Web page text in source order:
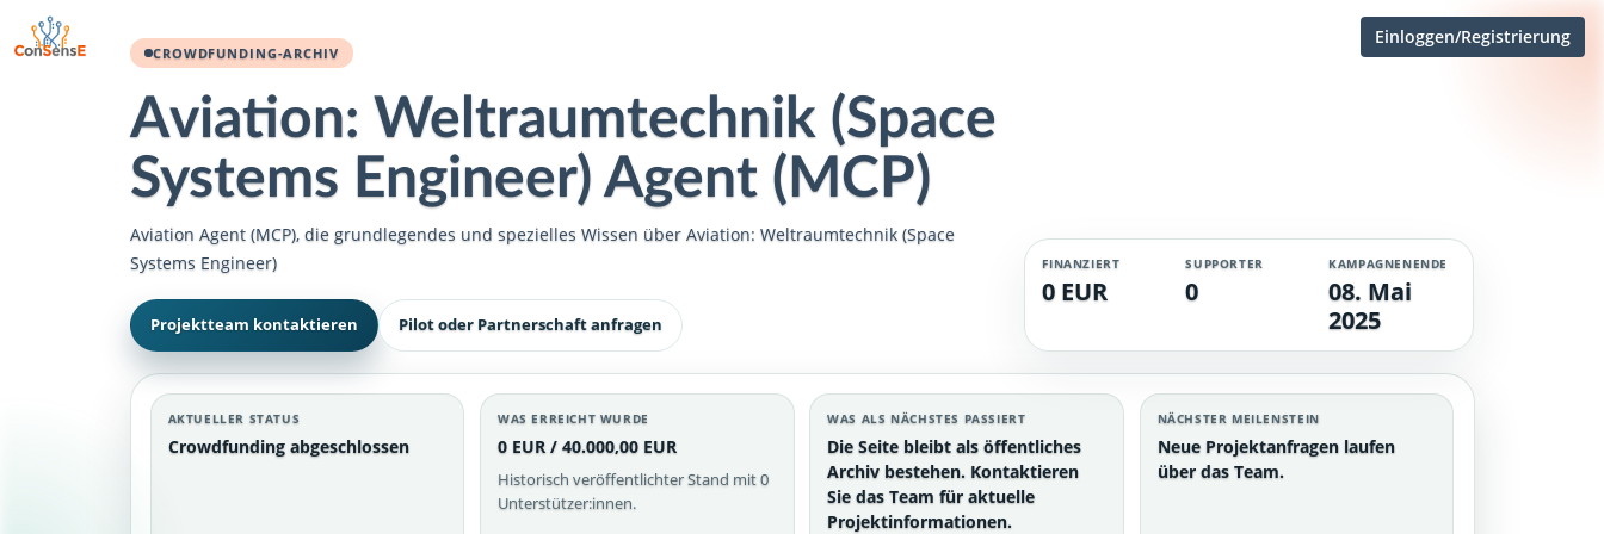
Einloggen/Registrierung
CROWDFUNDING-ARCHIV
Aviation: Weltraumtechnik (Space
Systems Engineer) Agent (MCP)
Aviation Agent (MCP), die grundlegendes und spezielles Wissen über Aviation: Weltraumtechnik (Space
Systems Engineer)
Projektteam kontaktieren Pilot oder Partnerschaft anfragen
FINANZIERT
0 EUR
SUPPORTER
0
KAMPAGNENENDE
08. Mai
2025
AKTUELLER STATUS
Crowdfunding abgeschlossen
WAS ERREICHT WURDE
0 EUR / 40.000,00 EUR
Historisch veröffentlichter Stand mit 0
Unterstützer:innen.
WAS ALS NÄCHSTES PASSIERT
Die Seite bleibt als öffentliches
Archiv bestehen. Kontaktieren
Sie das Team für aktuelle
Projektinformationen.
NÄCHSTER MEILENSTEIN
Neue Projektanfragen laufen
über das Team.